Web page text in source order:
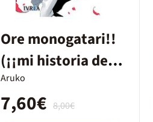
Ore monogatari!!
(¡¡mi historia de
amor!!) #5
Aruko
8,00€
7,60€